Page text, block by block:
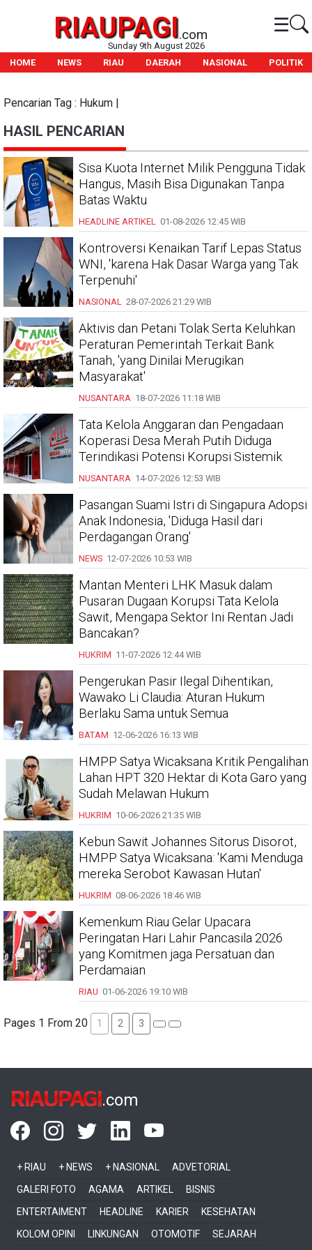
RIAUPAGI.com ☰
Sunday 9th August 2026
HOME
NEWS RIAU DAERAH NASIONAL POLITIK
Pencarian Tag : Hukum |
HASIL PENCARIAN
Sisa Kuota Internet Milik Pengguna Tidak
Hangus, Masih Bisa Digunakan Tanpa
Batas Waktu
HEADLINE ARTIKEL 01-08-2026 12:45 WIB
Kontroversi Kenaikan Tarif Lepas Status
WNI, 'karena Hak Dasar Warga yang Tak
Terpenuhi'
NASIONAL 28-07-2026 21:29 WIB
Aktivis dan Petani Tolak Serta Keluhkan
Peraturan Pemerintah Terkait Bank
Tanah, 'yang Dinilai Merugikan
Masyarakat'
NUSANTARA 18-07-2026 11:18 WIB
Tata Kelola Anggaran dan Pengadaan
Koperasi Desa Merah Putih Diduga
Terindikasi Potensi Korupsi Sistemik
NUSANTARA 14-07-2026 12:53 WIB
Pasangan Suami Istri di Singapura Adopsi
Anak Indonesia, 'Diduga Hasil dari
Perdagangan Orang'
NEWS 12-07-2026 10:53 WIB
Mantan Menteri LHK Masuk dalam
Pusaran Dugaan Korupsi Tata Kelola
Sawit, Mengapa Sektor Ini Rentan Jadi
Bancakan?
HUKRIM 11-07-2026 12:44 WIB
Pengerukan Pasir Ilegal Dihentikan,
Wawako Li Claudia: Aturan Hukum
Berlaku Sama untuk Semua
BATAM 12-06-2026 16:13 WIB
HMPP Satya Wicaksana Kritik Pengalihan
Lahan HPT 320 Hektar di Kota Garo yang
Sudah Melawan Hukum
HUKRIM 10-06-2026 21:35 WIB
Kebun Sawit Johannes Sitorus Disorot,
HMPP Satya Wicaksana: 'Kami Menduga
mereka Serobot Kawasan Hutan'
HUKRIM 08-06-2026 18:46 WIB
Kemenkum Riau Gelar Upacara
Peringatan Hari Lahir Pancasila 2026
yang Komitmen jaga Persatuan dan
Perdamaian
RIAU 01-06-2026 19:10 WIB
Pages 1 From 20 1 2 3
RIAUPAGI.com
+ RIAU + NEWS + NASIONAL
ADVETORIAL
GALERI FOTO
AGAMA ARTIKEL
BISNIS
ENTERTAIMENT
HEADLINE KARIER
KESEHATAN
KOLOM OPINI
LINKUNGAN OTOMOTIF SEJARAH